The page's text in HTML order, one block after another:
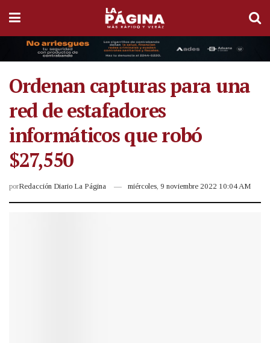
Ordenan capturas para una
red de estafadores
informáticos que robó
$27,550
porRedacción Diario La Página miércoles, 9 noviembre 2022 10:04 AM